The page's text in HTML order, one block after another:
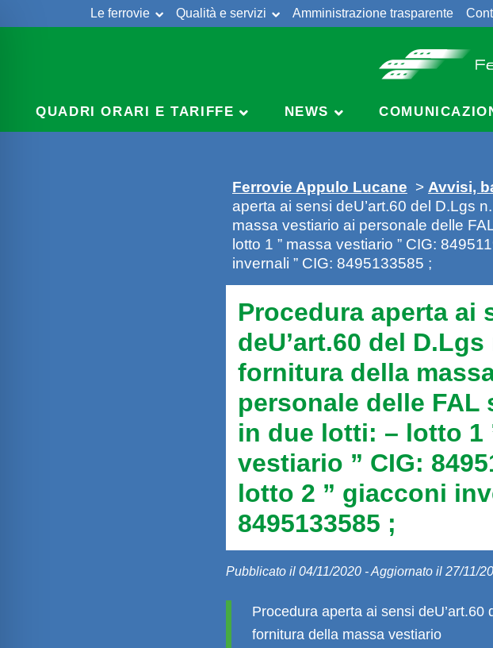
Le ferrovie Qualità e servizi Amministrazione trasparente
QUADRI ORARI E TARIFFE NEWS
Ferrovie Appulo Lucane > Avvisi,
aperta ai sensi deU’art.60 del D.Lgs
massa vestiario ai personale delle
lotto 1 ” massa vestiario ” CIG:
invernali ” CIG: 8495133585 ;
Procedura aperta ai
deU’art.60 del
fornitura della
personale delle
in due lotti: – lotto 1
vestiario ” CIG:
lotto 2 ” giacconi
8495133585 ;
Pubblicato il 04/11/2020 - Aggiornato il 27/11/
Procedura aperta ai sensi deU’art.60
fornitura della massa vestiario